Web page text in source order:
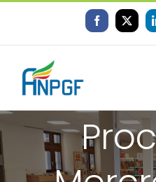
content
Facebook
X